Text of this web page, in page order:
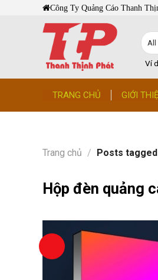
Công Ty Quảng Cáo Thanh
Ví
TRANG CHỦ GIỚI
Trang chủ / Posts
Hộp đèn quảng